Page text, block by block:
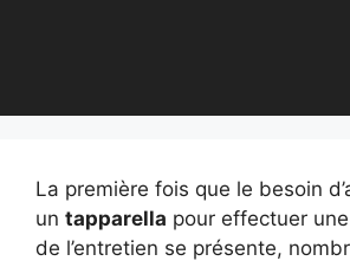
La première fois que le besoin
un tapparella pour effectuer
de l’entretien se présente,